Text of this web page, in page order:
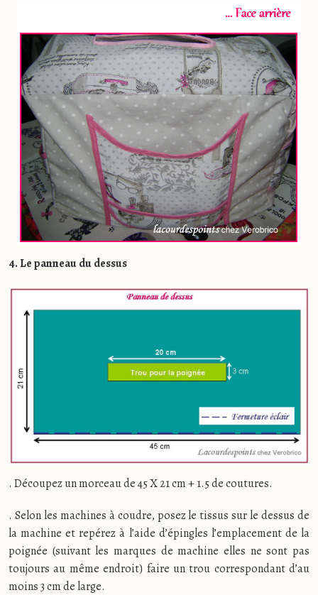
4. Le panneau du dessus
. Découpez un morceau de 45 X 21 cm + 1.5 de coutures.
. Selon les machines à coudre, posez le tissus sur le dessus de
la machine et repérez à l’aide d’épingles l’emplacement de la
poignée (suivant les marques de machine elles ne sont pas
toujours au même endroit) faire un trou correspondant d’au
moins 3 cm de large.